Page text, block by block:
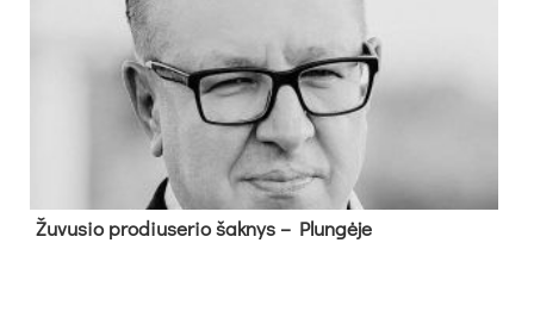
Žu­vu­sio pro­diu­se­rio šak­nys – Plun­gė­je